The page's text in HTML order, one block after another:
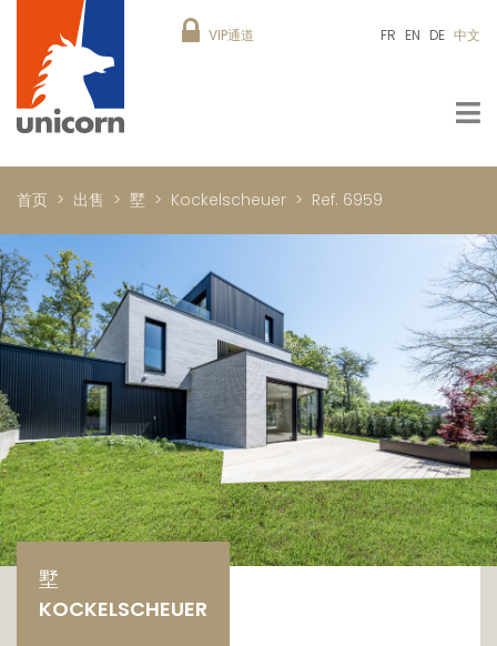
VIP通道 FR EN DE 中文
首页 出售 墅 Kockelscheuer Ref. 6959
墅
KOCKELSCHEUER